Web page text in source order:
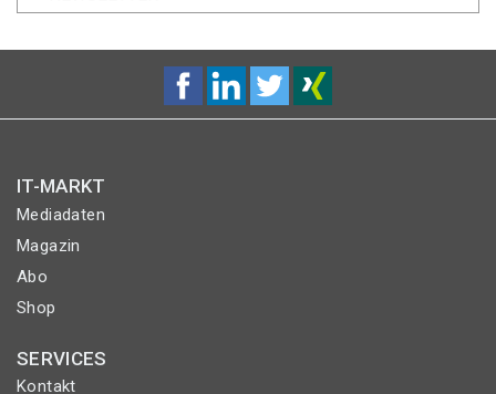
IT-MARKT
Mediadaten
Magazin
Abo
Shop
SERVICES
Kontakt